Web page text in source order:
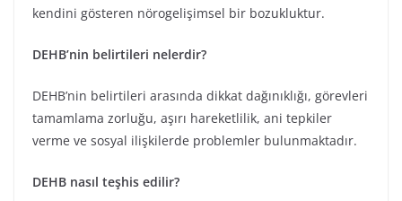
kendini gösteren nörogelişimsel bir bozukluktur.
DEHB’nin belirtileri nelerdir?
DEHB’nin belirtileri arasında dikkat dağınıklığı, görevleri
tamamlama zorluğu, aşırı hareketlilik, ani tepkiler
verme ve sosyal ilişkilerde problemler bulunmaktadır.
DEHB nasıl teşhis edilir?